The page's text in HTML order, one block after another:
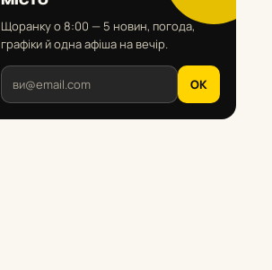
Щоранку о 8:00 — 5 новин, погода,
графіки й одна афіша на вечір.
OK